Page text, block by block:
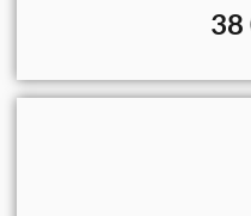
38